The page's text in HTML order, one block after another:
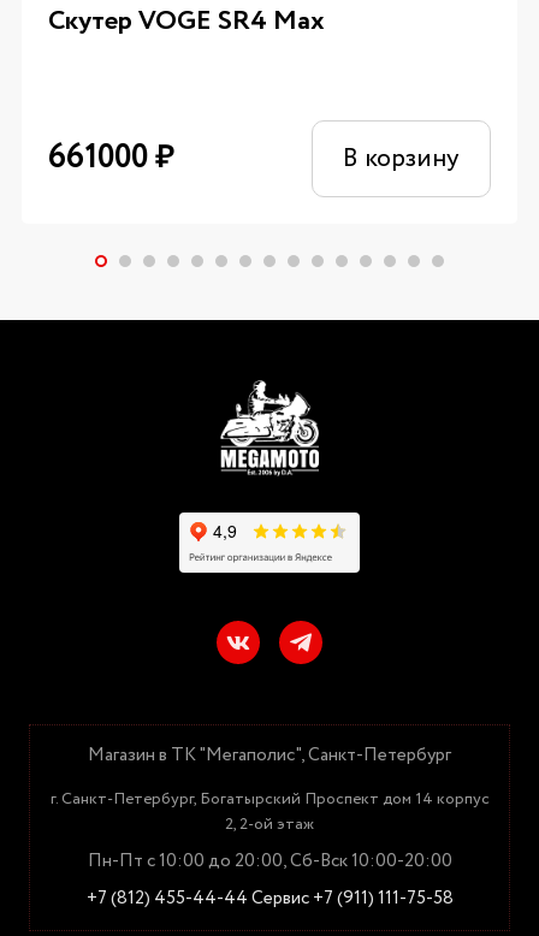
Скутер VOGE SR4 Max
661000₽ В корзину
Магазин в ТК "Мегаполис", Санкт-Петербург
г. Санкт-Петербург, Богатырский Проспект дом 14 корпус
2, 2-ой этаж
Пн-Пт с 10:00 до 20:00, Сб-Вск 10:00-20:00
+7 (812) 455-44-44Сервис +7 (911) 111-75-58